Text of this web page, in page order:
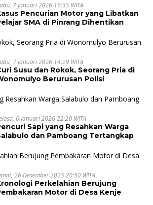
7 Januari 2026 16:35 WITA
Pencurian Motor yang Libatkan
SMA di Pinrang Dihentikan
7 Januari 2026 14:29 WITA
Susu dan Rokok, Seorang Pria di
Berurusan Polisi
6 Januari 2026 22:20 WITA
Sapi yang Resahkan Warga
dan Pamboang Tertangkap
26 Desember 2025 20:50 WITA
Perkelahian Berujung
Motor di Desa Kenje